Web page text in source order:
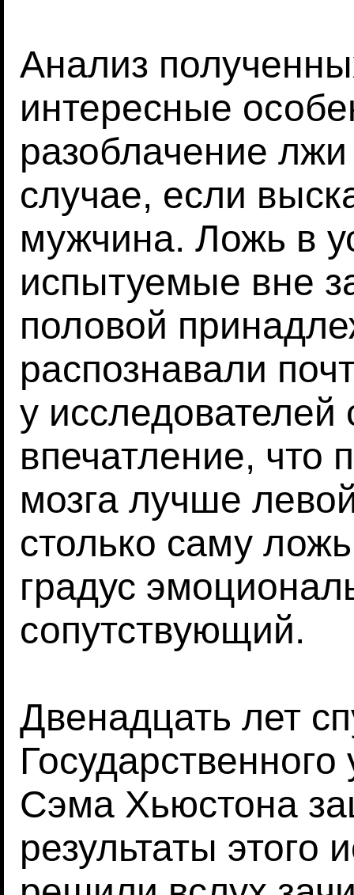
Анализ
интересные
разоблачение
случае, если
мужчина. Ложь в
испытуемые вне
половой
распознавали
у исследователей
впечатление, что
мозга лучше
столько саму
градус
сопутствующий.
Двенадцать лет
Сэма Хьюстона
результаты этого